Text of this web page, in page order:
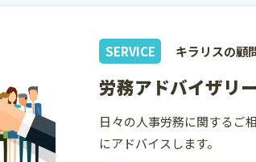
SERVICE キラリスの顧
労務アドバイザリ
日々の人事労務に関するご
にアドバイスします。